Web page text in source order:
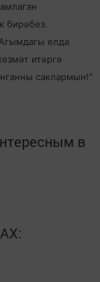
бирәбез.
елда
итәргә
саклармын!"
в